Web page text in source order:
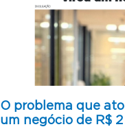
O problema que
um negócio de R$